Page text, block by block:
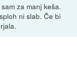
za manj keša.
ni slab. Če bi